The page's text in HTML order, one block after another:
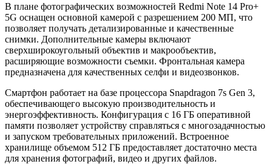
В плане фотографических возможностей Redmi Note 14 Pro+
5G оснащен основной камерой с разрешением 200 МП, что
позволяет получать детализированные и качественные
снимки. Дополнительные камеры включают
сверхширокоугольный объектив и макрообъектив,
расширяющие возможности съемки. Фронтальная камера
предназначена для качественных селфи и видеозвонков.
Смартфон работает на базе процессора Snapdragon 7s Gen 3,
обеспечивающего высокую производительность и
энергоэффективность. Конфигурация с 16 ГБ оперативной
памяти позволяет устройству справляться с многозадачностью
и запуском требовательных приложений. Встроенное
хранилище объемом 512 ГБ предоставляет достаточно места
для хранения фотографий, видео и других файлов.